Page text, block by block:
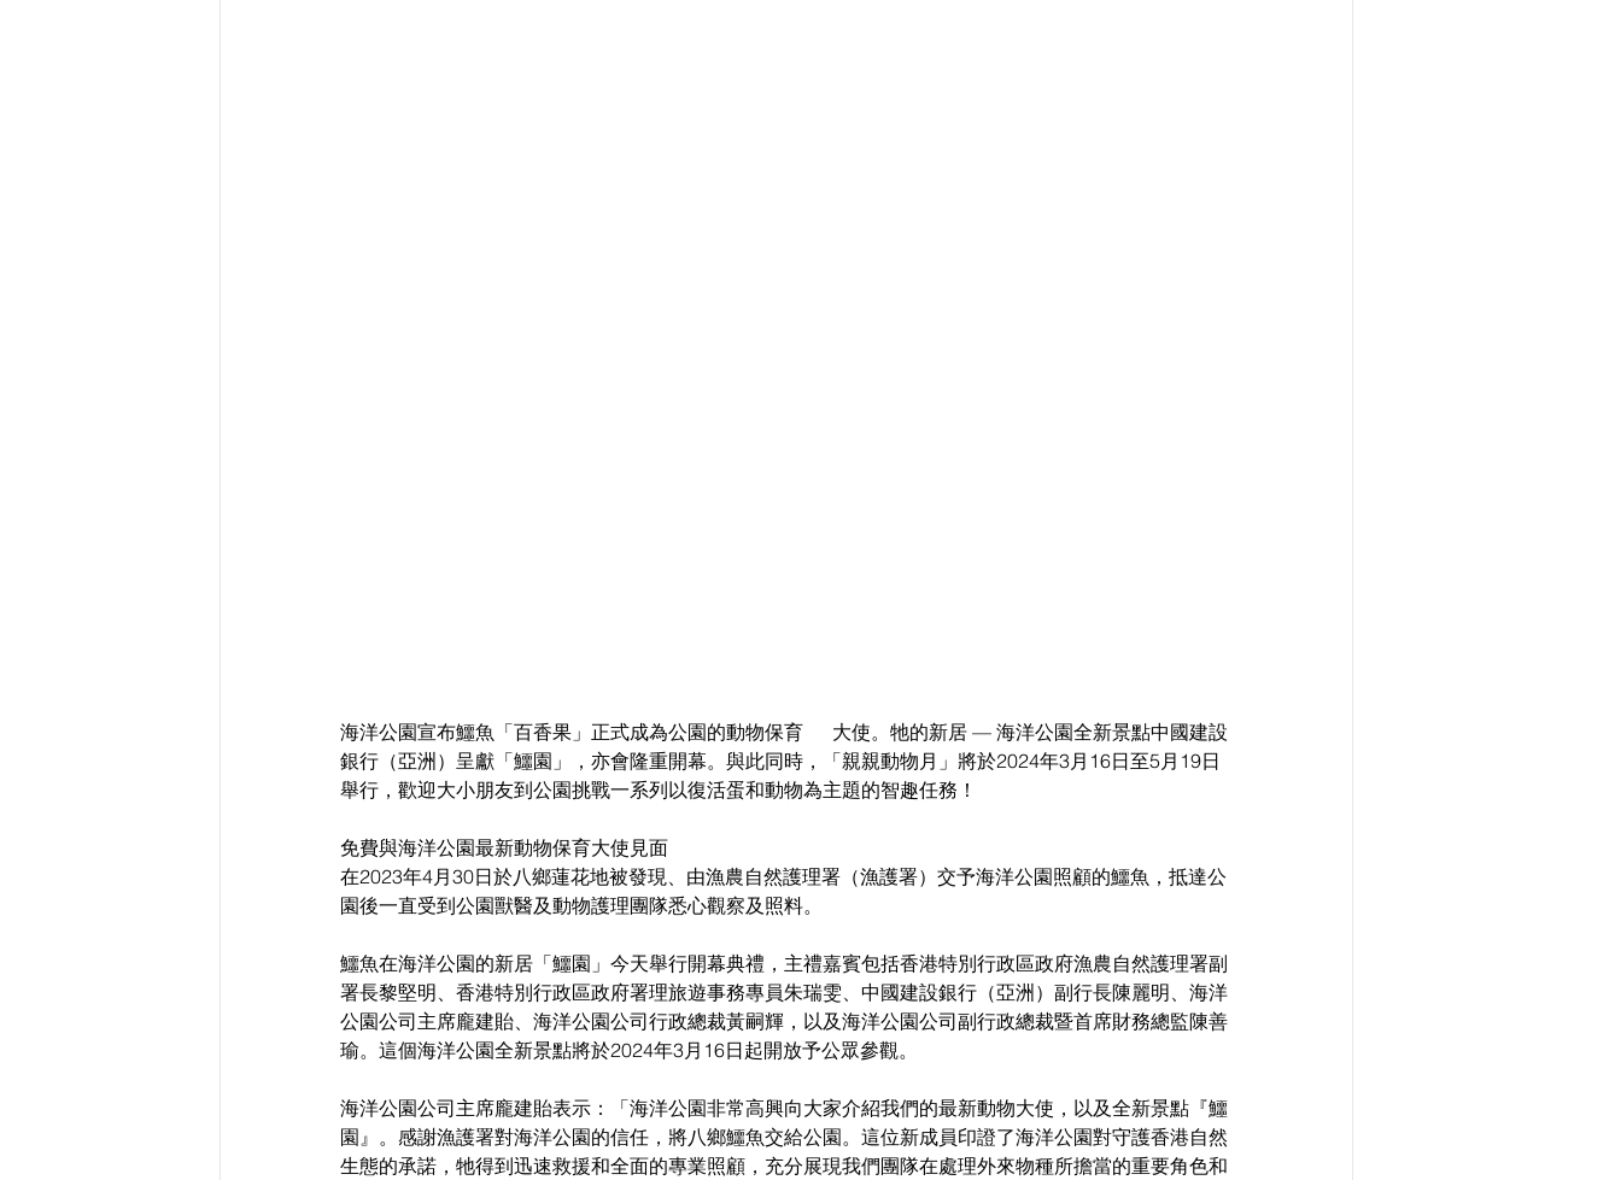
海洋公園宣布鱷魚「百香果」正式成為公園的動物保育      大使。牠的新居 — 海洋公園全新景點中國建設
銀行（亞洲）呈獻「鱷園」，亦會隆重開幕。與此同時，「親親動物月」將於2024年3月16日至5月19日
舉行，歡迎大小朋友到公園挑戰一系列以復活蛋和動物為主題的智趣任務！
免費與海洋公園最新動物保育大使見面
在2023年4月30日於八鄉蓮花地被發現、由漁農自然護理署（漁護署）交予海洋公園照顧的鱷魚，抵達公
園後一直受到公園獸醫及動物護理團隊悉心觀察及照料。
鱷魚在海洋公園的新居「鱷園」今天舉行開幕典禮，主禮嘉賓包括香港特別行政區政府漁農自然護理署副
署長黎堅明、香港特別行政區政府署理旅遊事務專員朱瑞雯、中國建設銀行（亞洲）副行長陳麗明、海洋
公園公司主席龐建貽、海洋公園公司行政總裁黃嗣輝，以及海洋公園公司副行政總裁暨首席財務總監陳善
瑜。這個海洋公園全新景點將於2024年3月16日起開放予公眾參觀。
海洋公園公司主席龐建貽表示：「海洋公園非常高興向大家介紹我們的最新動物大使，以及全新景點『鱷
園』。感謝漁護署對海洋公園的信任，將八鄉鱷魚交給公園。這位新成員印證了海洋公園對守護香港自然
生態的承諾，牠得到迅速救援和全面的專業照顧，充分展現我們團隊在處理外來物種所擔當的重要角色和